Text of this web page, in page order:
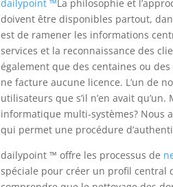
dailypoint ™La philosophie et
doivent être disponibles partout,
est de ramener les informations
services et la reconnaissance des
également que des centaines ou
ne facture aucune licence. L’un de
utilisateurs que s’il n’en avait qu’un.
informatique multi-systèmes? Nous
qui permet une procédure
dailypoint ™ offre les processus de
spéciale pour créer un profil central